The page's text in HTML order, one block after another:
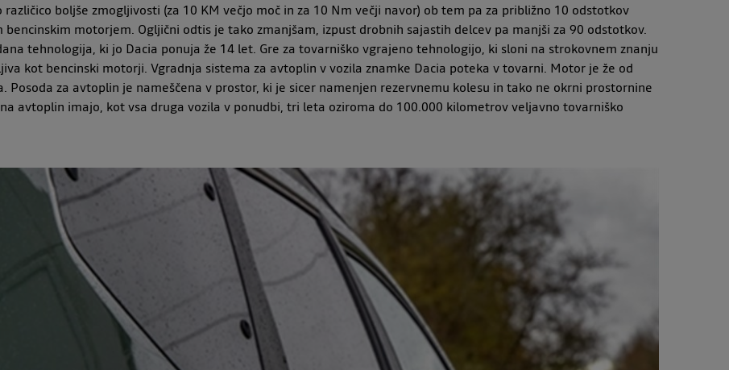
boljše zmogljivosti (za 10 KM večjo moč in za 10 Nm večji navor) ob tem pa za približno 10 odstotkov
motorjem. Ogljični odtis je tako zmanjšam, izpust drobnih sajastih delcev pa manjši za 90 odstotkov.
tehnologija, ki jo Dacia ponuja že 14 let. Gre za tovarniško vgrajeno tehnologijo, ki sloni na strokovnem znanju
kot bencinski motorji. Vgradnja sistema za avtoplin v vozila znamke Dacia poteka v tovarni. Motor je že od
za avtoplin je nameščena v prostor, ki je sicer namenjen rezervnemu kolesu in tako ne okrni prostornine
avtoplin imajo, kot vsa druga vozila v ponudbi, tri leta oziroma do 100.000 kilometrov veljavno tovarniško